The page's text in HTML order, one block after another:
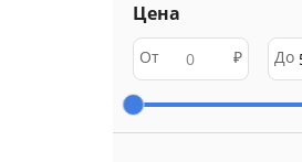
Цена
От ₽ До